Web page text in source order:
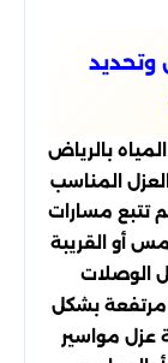
وتحديد
بالرياض
المناسب
تتبع مسارات
أو القريبة
الوصلات
مرتفعة بشكل
عزل مواسير